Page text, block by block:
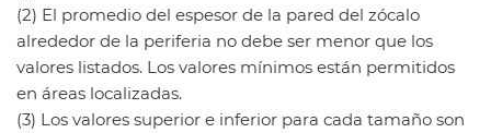
(2) El promedio del espesor de la pared del zócalo
alrededor de la periferia no debe ser menor que los
valores listados. Los valores mínimos están permitidos
en áreas localizadas.
(3) Los valores superior e inferior para cada tamaño son